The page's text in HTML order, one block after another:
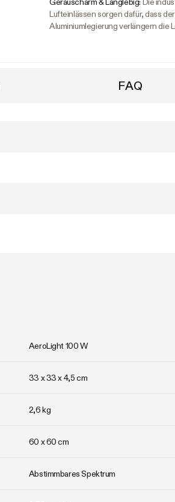
Geräuscharm & Langlebig: Die
Lufteinlässen sorgen dafür, dass
Aluminiumlegierung verlängern die
FAQ
AeroLight 100 W
33 x 33 x 4,5 cm
2,6 kg
60 x 60 cm
Abstimmbares Spektrum